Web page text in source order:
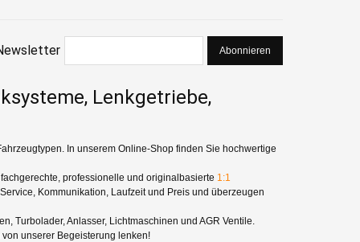
Abonnieren
Lenkgetriebe,
In unserem Online-Shop finden Sie hochwertige
professionelle und originalbasierte 1:1
Kommunikation, Laufzeit und Preis und überzeugen
Turbolader, Anlasser, Lichtmaschinen und AGR Ventile.
unserer Begeisterung lenken!